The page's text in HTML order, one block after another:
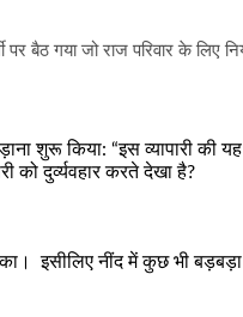
पर बैठ गया जो राज परिवार के
शुरू किया: “इस व्यापारी की
को दुर्व्यवहार करते देखा है?
इसीलिए नींद में कुछ भी बड़बड़ा